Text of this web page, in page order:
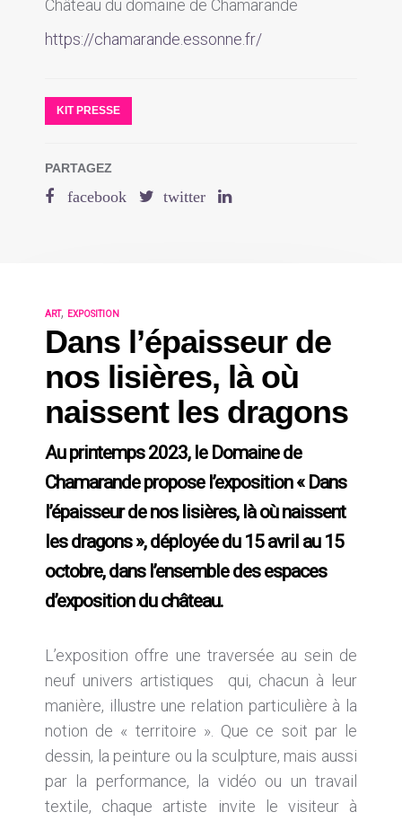
Château du domaine de Chamarande
https://chamarande.essonne.fr/
KIT PRESSE
PARTAGEZ
ART, EXPOSITION
Dans l’épaisseur de
nos lisières, là où
naissent les dragons
Au printemps 2023, le Domaine de
Chamarande propose l’exposition « Dans
l’épaisseur de nos lisières, là où naissent
les dragons », déployée du 15 avril au 15
octobre, dans l’ensemble des espaces
d’exposition du château.
L’exposition offre une traversée au sein de
neuf univers artistiques qui, chacun à leur
manière, illustre une relation particulière à la
notion de « territoire ». Que ce soit par le
dessin, la peinture ou la sculpture, mais aussi
par la performance, la vidéo ou un travail
textile, chaque artiste invite le visiteur à